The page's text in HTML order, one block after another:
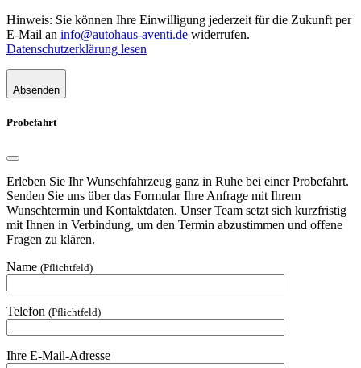
Hinweis: Sie können Ihre Einwilligung jederzeit für die Zukunft per
E-Mail an info@autohaus-aventi.de widerrufen.
Datenschutzerklärung lesen
Absenden
Probefahrt
Erleben Sie Ihr Wunschfahrzeug ganz in Ruhe bei einer Probefahrt.
Senden Sie uns über das Formular Ihre Anfrage mit Ihrem
Wunschtermin und Kontaktdaten. Unser Team setzt sich kurzfristig
mit Ihnen in Verbindung, um den Termin abzustimmen und offene
Fragen zu klären.
Name (Pflichtfeld)
Telefon (Pflichtfeld)
Ihre E-Mail-Adresse